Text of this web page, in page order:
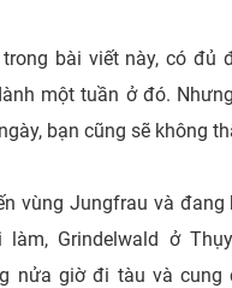
bài viết này, có đủ
một tuần ở đó.
bạn cũng sẽ không
vùng Jungfrau và đang
làm, Grindelwald ở
nửa giờ đi tàu và cung